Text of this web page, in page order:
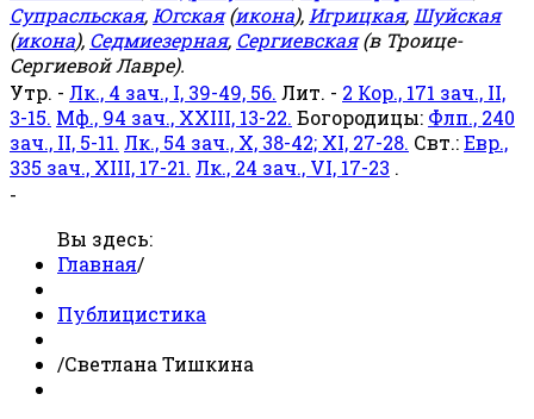
Супрасльская, Югская(икона), Игрицкая, Шуйская
(икона), Седмиезерная, Сергиевская(в Троице-
Сергиевой Лавре).
Утр. - Лк., 4 зач., I, 39-49, 56. Лит. - 2 Кор., 171 зач., II,
3-15. Мф., 94 зач., XXIII, 13-22. Богородицы: Флп., 240
зач., II, 5-11. Лк., 54 зач., X, 38-42; XI, 27-28. Свт.:Евр.,
335 зач., XIII, 17-21. Лк., 24 зач., VI, 17-23 .
-
Вы здесь:
Главная/
Публицистика
/Светлана Тишкина